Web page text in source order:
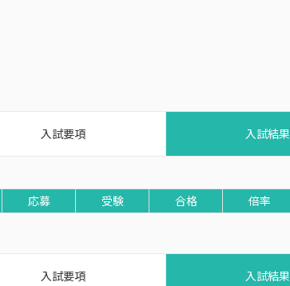
入試要項 入試結果
応募 受験 合格 倍率
入試要項 入試結果